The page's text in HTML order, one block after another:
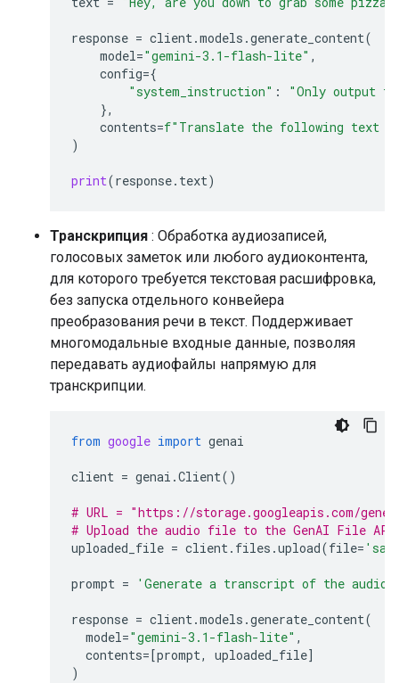
response = client.models .generate_content(
model="gemini-3.1-flash-lite" ,
config={
"system_instruction" :
"Only output
},
contents=f"Translate the following text
)
print(response. text)
Транскрипция : Обработка аудиозаписей,
голосовых заметок или любого аудиоконтента,
для которого требуется текстовая расшифровка,
без запуска отдельного конвейера
преобразования речи в текст. Поддерживает
многомодальные входные данные, позволяя
передавать аудиофайлы напрямую для
транскрипции.
from google import genai
client = genai .Client()
# URL = "https://storage.googleapis.com/
# Upload the audio file to the GenAI File API
uploaded_file = client. files .upload(file=
prompt = 'Generate a transcript of the
response = client.models .generate_content(
model="gemini-3.1-flash-lite" ,
contents=[prompt, uploaded_file]
)